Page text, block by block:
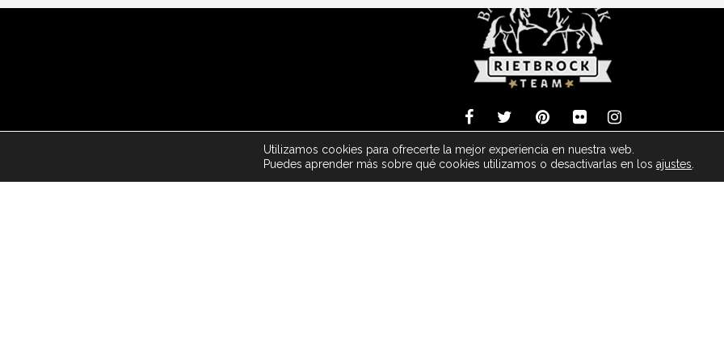
© 2026 Barock Meets Classic Made With - Powered by ArDo & JC Media Group -
Utilizamos cookies para ofrecerte la mejor experiencia en nuestra web.
Puedes aprender más sobre qué cookies utilizamos o desactivarlas en losajustes